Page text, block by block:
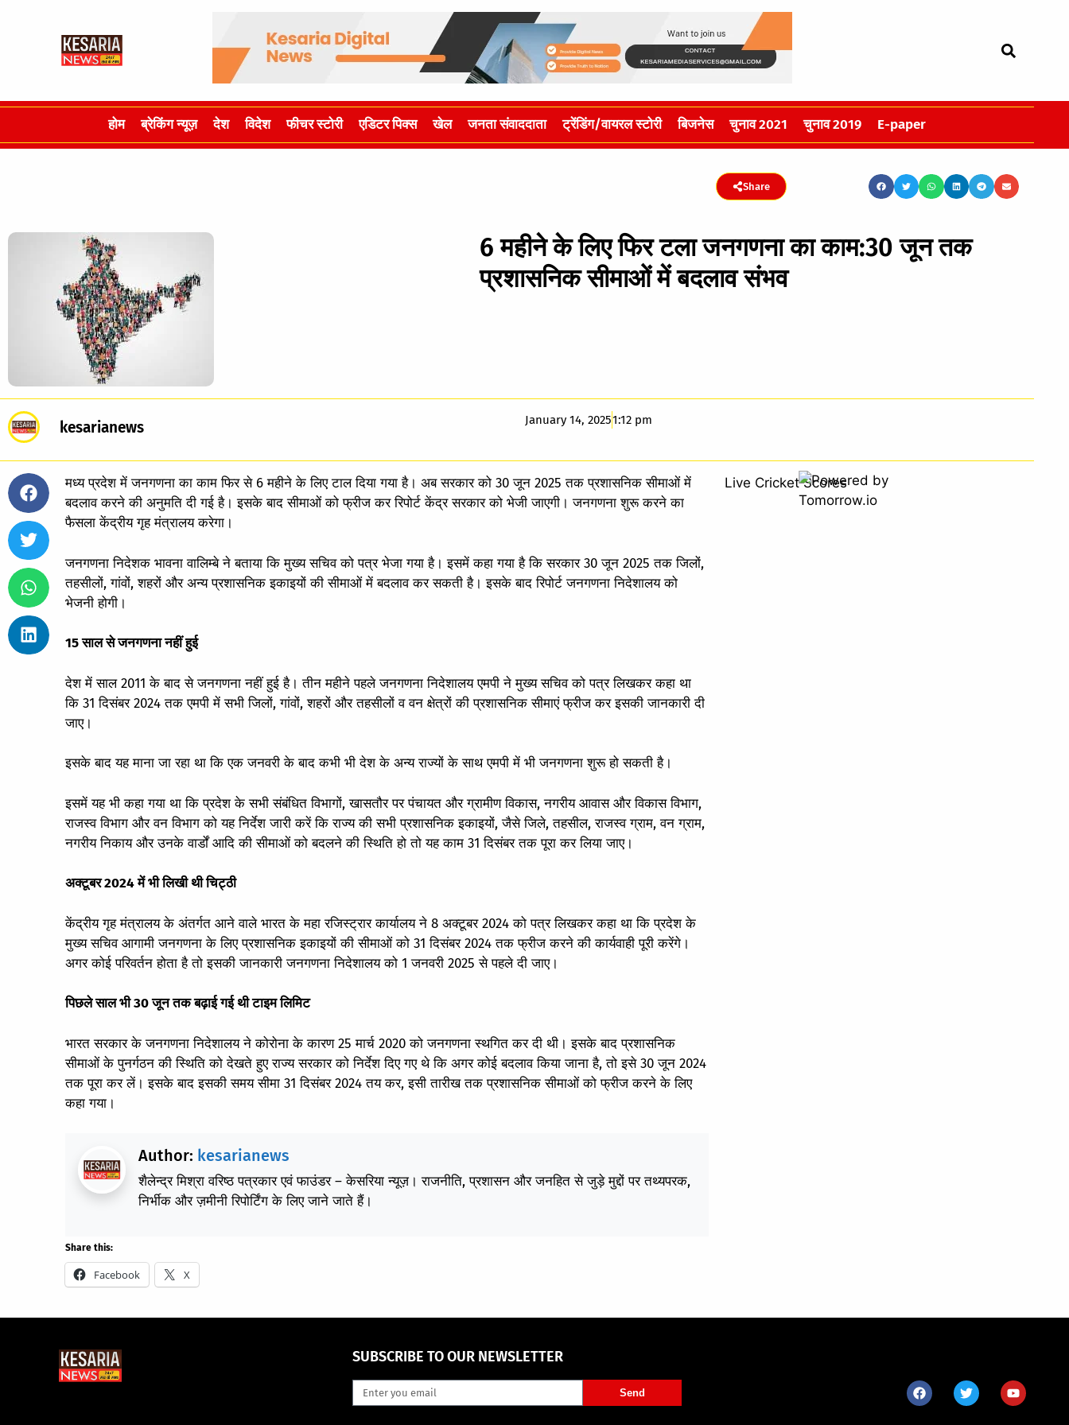
होम ब्रेकिंग न्यूज़ देश विदेश फीचर स्टोरी एडिटर पिक्स खेल जनता संवाददाता ट्रेंडिंग/वायरल स्टोरी बिजनेस चुनाव 2021 चुनाव 2019 E-paper
Share
6 महीने के लिए फिर टला जनगणना का काम:30 जून तक
प्रशासनिक सीमाओं में बदलाव संभव
kesarianews January 14, 20251:12 pm
मध्य प्रदेश में जनगणना का काम फिर से 6 महीने के लिए टाल दिया गया है। अब सरकार को 30 जून 2025 तक प्रशासनिक सीमाओं में
बदलाव करने की अनुमति दी गई है। इसके बाद सीमाओं को फ्रीज कर रिपोर्ट केंद्र सरकार को भेजी जाएगी। जनगणना शुरू करने का
फैसला केंद्रीय गृह मंत्रालय करेगा।
जनगणना निदेशक भावना वालिम्बे ने बताया कि मुख्य सचिव को पत्र भेजा गया है। इसमें कहा गया है कि सरकार 30 जून 2025 तक जिलों,
तहसीलों, गांवों, शहरों और अन्य प्रशासनिक इकाइयों की सीमाओं में बदलाव कर सकती है। इसके बाद रिपोर्ट जनगणना निदेशालय को
भेजनी होगी।
15 साल से जनगणना नहीं हुई
देश में साल 2011 के बाद से जनगणना नहीं हुई है। तीन महीने पहले जनगणना निदेशालय एमपी ने मुख्य सचिव को पत्र लिखकर कहा था
कि 31 दिसंबर 2024 तक एमपी में सभी जिलों, गांवों, शहरों और तहसीलों व वन क्षेत्रों की प्रशासनिक सीमाएं फ्रीज कर इसकी जानकारी दी
जाए।
इसके बाद यह माना जा रहा था कि एक जनवरी के बाद कभी भी देश के अन्य राज्यों के साथ एमपी में भी जनगणना शुरू हो सकती है।
इसमें यह भी कहा गया था कि प्रदेश के सभी संबंधित विभागों, खासतौर पर पंचायत और ग्रामीण विकास, नगरीय आवास और विकास विभाग,
राजस्व विभाग और वन विभाग को यह निर्देश जारी करें कि राज्य की सभी प्रशासनिक इकाइयों, जैसे जिले, तहसील, राजस्व ग्राम, वन ग्राम,
नगरीय निकाय और उनके वार्डों आदि की सीमाओं को बदलने की स्थिति हो तो यह काम 31 दिसंबर तक पूरा कर लिया जाए।
अक्टूबर 2024 में भी लिखी थी चिट्ठी
केंद्रीय गृह मंत्रालय के अंतर्गत आने वाले भारत के महा रजिस्ट्रार कार्यालय ने 8 अक्टूबर 2024 को पत्र लिखकर कहा था कि प्रदेश के
मुख्य सचिव आगामी जनगणना के लिए प्रशासनिक इकाइयों की सीमाओं को 31 दिसंबर 2024 तक फ्रीज करने की कार्यवाही पूरी करेंगे।
अगर कोई परिवर्तन होता है तो इसकी जानकारी जनगणना निदेशालय को 1 जनवरी 2025 से पहले दी जाए।
पिछले साल भी 30 जून तक बढ़ाई गई थी टाइम लिमिट
भारत सरकार के जनगणना निदेशालय ने कोरोना के कारण 25 मार्च 2020 को जनगणना स्थगित कर दी थी। इसके बाद प्रशासनिक
सीमाओं के पुनर्गठन की स्थिति को देखते हुए राज्य सरकार को निर्देश दिए गए थे कि अगर कोई बदलाव किया जाना है, तो इसे 30 जून 2024
तक पूरा कर लें। इसके बाद इसकी समय सीमा 31 दिसंबर 2024 तय कर, इसी तारीख तक प्रशासनिक सीमाओं को फ्रीज करने के लिए
कहा गया।
Author: kesarianews
शैलेन्द्र मिश्रा वरिष्ठ पत्रकार एवं फाउंडर – केसरिया न्यूज़। राजनीति, प्रशासन और जनहित से जुड़े मुद्दों पर तथ्यपरक,
निर्भीक और ज़मीनी रिपोर्टिंग के लिए जाने जाते हैं।
Share this:
Facebook X
Live Cricket Scores
SUBSCRIBE TO OUR NEWSLETTER
Send